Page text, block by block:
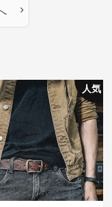
›
人気